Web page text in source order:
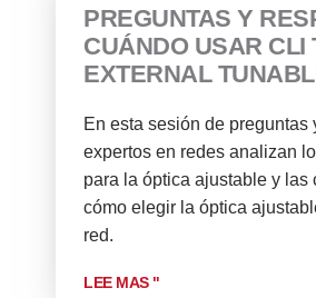
PREGUNTAS Y
CUÁNDO USAR CLI
EXTERNAL
En esta sesión de preguntas
expertos en redes analizan
para la óptica ajustable y
cómo elegir la óptica
red.
LEE MAS "